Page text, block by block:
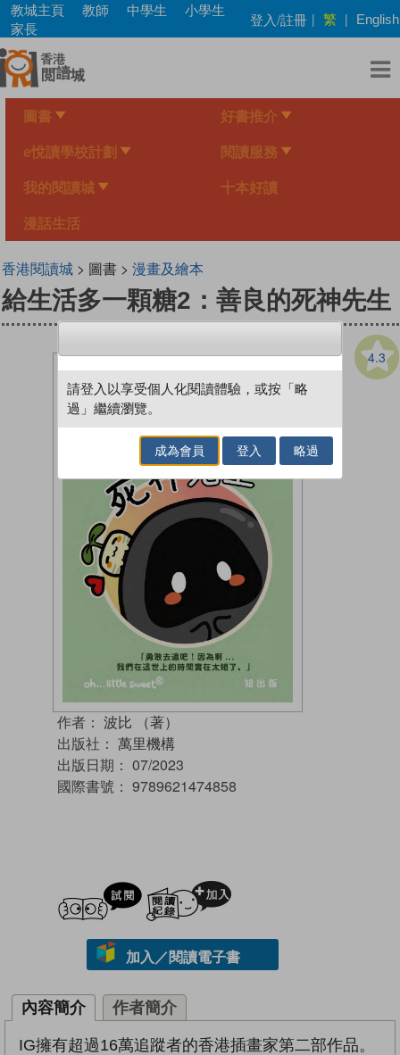
Skip
main
content
教城主頁 教師 中學生
小學生
家長
登入/註冊 | 繁 | English
圖書 好書推介
e悅讀學校計劃 閱讀服務
我的閱讀城 十本好讀
漫話生活
香港閱讀城> 圖書 > 漫畫及繪本
給生活多一顆糖2：善良的死神先生
4.3
作者： 波比 （著）
出版社： 萬里機構
出版日期： 07/2023
國際書號： 9789621474858
試閲
加入／閱讀電子書
內容簡介 作者簡介
IG擁有超過16萬追蹤者的香港插畫家第二部作品。
請登入以享受個人化閱讀體驗，或按「略
過」繼續瀏覽。
成為會員 登入 略過